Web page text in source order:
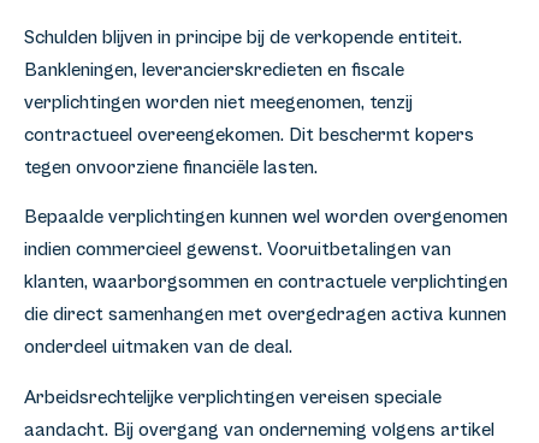
Schulden blijven in principe bij de verkopende entiteit.
Bankleningen, leverancierskredieten en fiscale
verplichtingen worden niet meegenomen, tenzij
contractueel overeengekomen. Dit beschermt kopers
tegen onvoorziene financiële lasten.
Bepaalde verplichtingen kunnen wel worden overgenomen
indien commercieel gewenst. Vooruitbetalingen van
klanten, waarborgsommen en contractuele verplichtingen
die direct samenhangen met overgedragen activa kunnen
onderdeel uitmaken van de deal.
Arbeidsrechtelijke verplichtingen vereisen speciale
aandacht. Bij overgang van onderneming volgens artikel